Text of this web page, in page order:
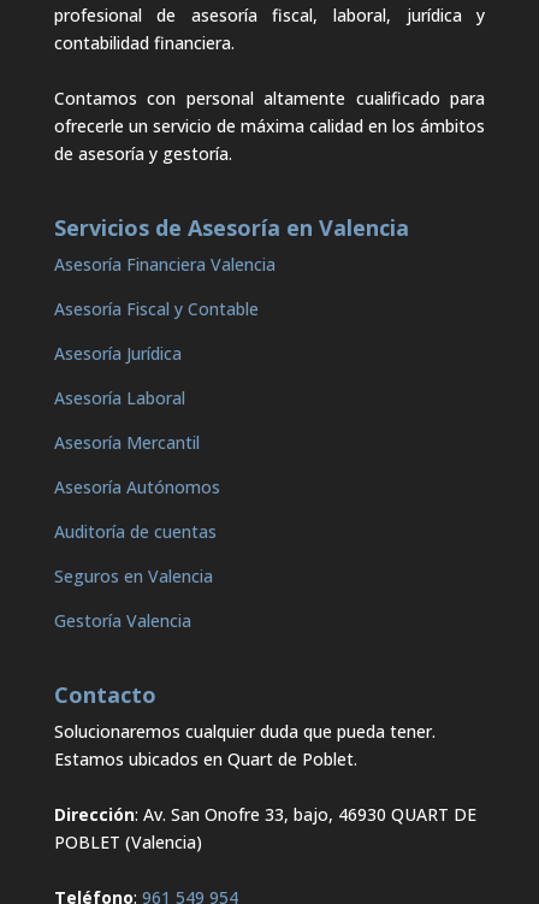
profesional de asesoría fiscal, laboral, jurídica y
contabilidad financiera.
Contamos con personal altamente cualificado para
ofrecerle un servicio de máxima calidad en los ámbitos
de asesoría y gestoría.
Servicios de Asesoría en Valencia
Asesoría Financiera Valencia
Asesoría Fiscal y Contable
Asesoría Jurídica
Asesoría Laboral
Asesoría Mercantil
Asesoría Autónomos
Auditoría de cuentas
Seguros en Valencia
Gestoría Valencia
Contacto
Solucionaremos cualquier duda que pueda tener.
Estamos ubicados en Quart de Poblet.
Dirección: Av. San Onofre 33, bajo, 46930 QUART DE
POBLET (Valencia)
Teléfono: 961 549 954